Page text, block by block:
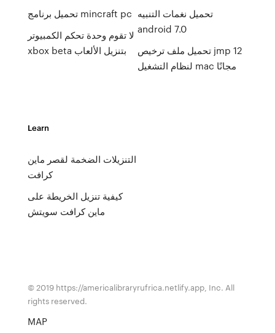
تحميل برنامج mincraft pc
لا تقوم وحدة تحكم الكمبيوتر
xbox beta بتنزيل الألعاب
تحميل نغمات التنبيه
android 7.0
تحميل ملف ترخيص jmp 12
لنظام التشغيل mac مجانًا
Learn
التنزيلات الضخمة لقصر ماين
كرافت
كيفية تنزيل الخريطة على
ماين كرافت سويتش
© 2019 https://americalibraryrufrica.netlify.app, Inc. All
rights reserved.
MAP